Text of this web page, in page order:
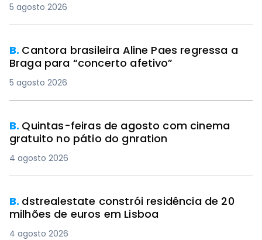
5 agosto 2026
B. Cantora brasileira Aline Paes regressa a
Braga para “concerto afetivo”
5 agosto 2026
B. Quintas-feiras de agosto com cinema
gratuito no pátio do gnration
4 agosto 2026
B. dstrealestate constrói residência de 20
milhões de euros em Lisboa
4 agosto 2026